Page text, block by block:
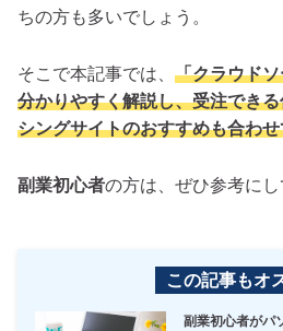
ちの方も多いでしょう。
そこで本記事では、 「クラウド
分かりやすく解説し、受注でき
シングサイトのおすすめも合わ
副業初心者の方は、ぜひ参考にし
この記事もオ
副業初心者がパ